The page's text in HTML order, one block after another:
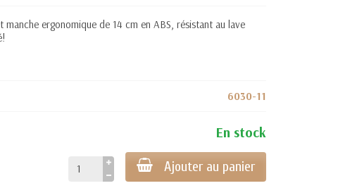
manche ergonomique de 14 cm en ABS, résistant au lave
6030-11
En stock
Ajouter au panier